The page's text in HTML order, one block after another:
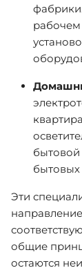
бытовой
бытовых
Эти
общие
остаются